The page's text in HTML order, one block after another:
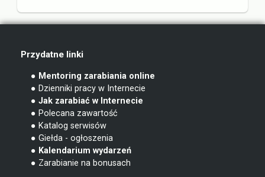
Przydatne linki
● Mentoring zarabiania online
● Dzienniki pracy w Internecie
● Jak zarabiać w Internecie
● Polecana zawartość
● Katalog serwisów
● Giełda - ogłoszenia
● Kalendarium wydarzeń
● Zarabianie na bonusach